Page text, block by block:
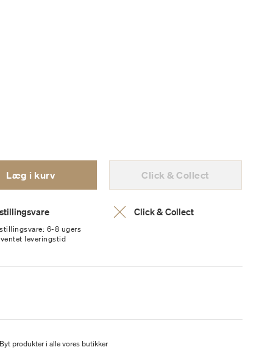
Læg i kurv Click & Collect
6-8 ugers
leveringstid
Click & Collect
Byt produkter i alle vores butikker